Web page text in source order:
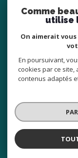
© 2026 | TOUS
Comme
utilise
On aimerait
En poursuivant,
cookies par ce
contenus adaptés